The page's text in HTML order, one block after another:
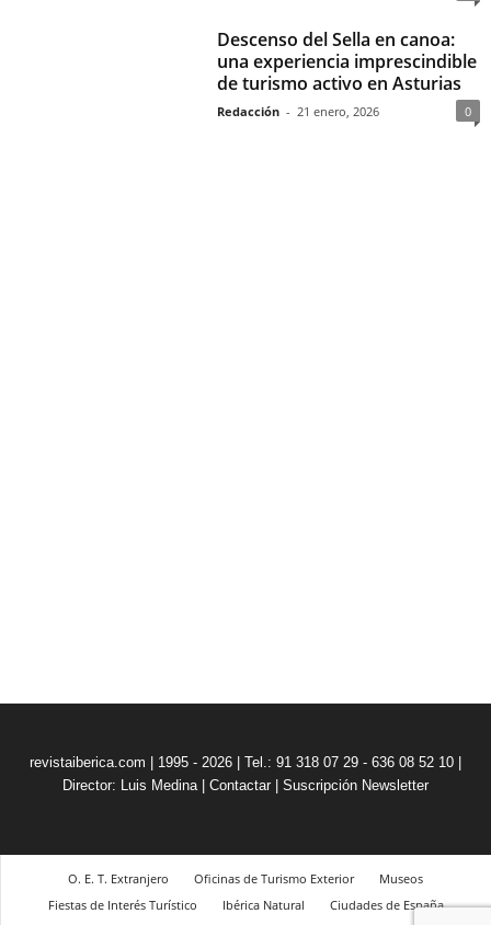
Descenso del Sella en canoa:
una experiencia imprescindible
de turismo activo en Asturias
Redacción - 21 enero, 2026 0
revistaiberica.com | 1995 - 2026 | Tel.: 91 318 07 29 - 636 08 52 10 |
Director: Luis Medina| Contactar Suscripción Newsletter
O. E. T. Extranjero Oficinas de Turismo Exterior
Museos
Fiestas de Interés Turístico
Ibérica Natural
Ciudades de España